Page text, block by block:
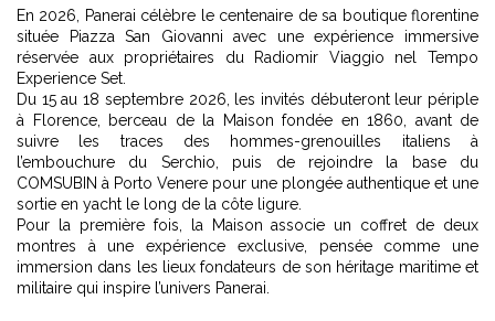
En 2026, Panerai célèbre le centenaire de sa boutique florentine
située Piazza San Giovanni avec une expérience immersive
réservée aux propriétaires du Radiomir Viaggio nel Tempo
Experience Set.
Du 15 au 18 septembre 2026, les invités débuteront leur périple
à Florence, berceau de la Maison fondée en 1860, avant de
suivre les traces des hommes-grenouilles italiens à
l’embouchure du Serchio, puis de rejoindre la base du
COMSUBIN à Porto Venere pour une plongée authentique et une
sortie en yacht le long de la côte ligure.
Pour la première fois, la Maison associe un coffret de deux
montres à une expérience exclusive, pensée comme une
immersion dans les lieux fondateurs de son héritage maritime et
militaire qui inspire l’univers Panerai